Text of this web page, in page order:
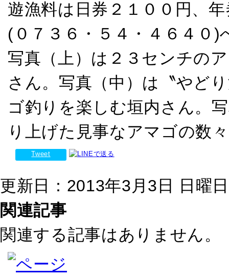
遊漁料は日券２１００円、
(０７３６・５４・４６４０)
写真（上）は２３センチの
さん。写真（中）は〝やど
ゴ釣りを楽しむ垣内さん。
り上げた見事なアマゴの数
Tweet
更新日：2013年3月3日 日曜
関連記事
関連する記事はありません。